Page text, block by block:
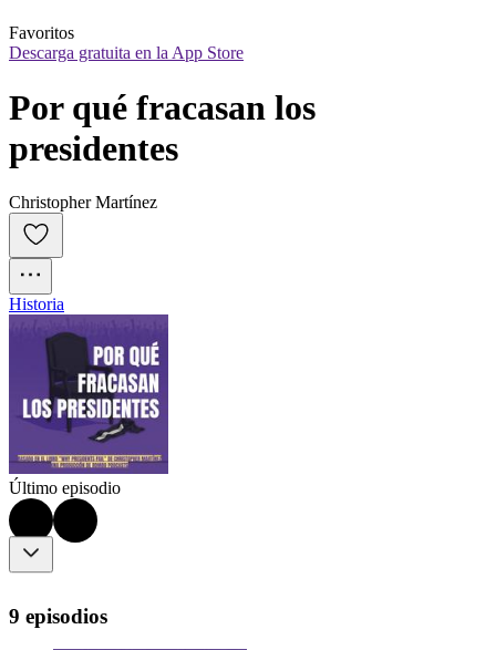
Favoritos
Descarga gratuita en la App Store
Por qué fracasan los
presidentes
Christopher Martínez
Historia
Último episodio
9 episodios